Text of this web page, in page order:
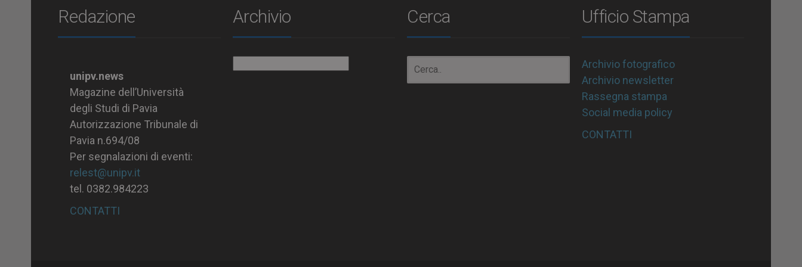
Redazione
unipv.news
Magazine dell’Università
degli Studi di Pavia
Autorizzazione Tribunale di
Pavia n.694/08
Per segnalazioni di eventi:
relest@unipv.it
tel. 0382.984223
CONTATTI
Archivio Cerca Ufficio Stampa
Archivio fotografico
Archivio newsletter
Rassegna stampa
Social media policy
CONTATTI